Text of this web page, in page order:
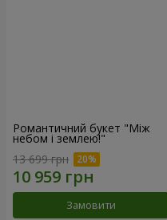
Романтичний букет "Між
небом і землею!"
13 699 грн
Замовити